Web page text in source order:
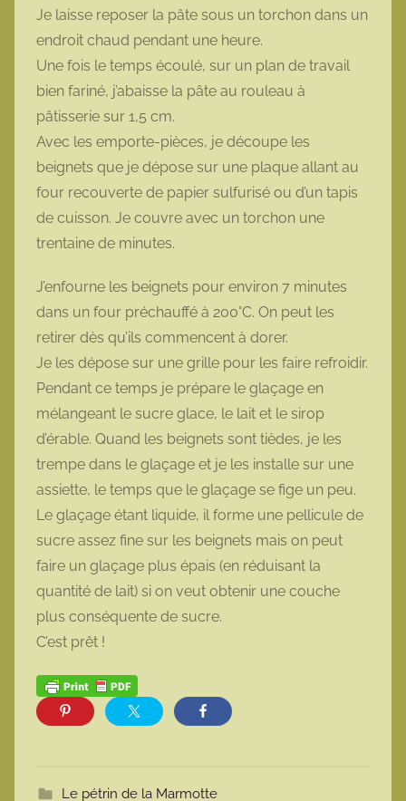
Je laisse reposer la pâte sous un torchon dans un
endroit chaud pendant une heure.
Une fois le temps écoulé, sur un plan de travail
bien fariné, j’abaisse la pâte au rouleau à
pâtisserie sur 1,5 cm.
Avec les emporte-pièces, je découpe les
beignets que je dépose sur une plaque allant au
four recouverte de papier sulfurisé ou d’un tapis
de cuisson. Je couvre avec un torchon une
trentaine de minutes.
J’enfourne les beignets pour environ 7 minutes
dans un four préchauffé à 200°C. On peut les
retirer dès qu’ils commencent à dorer.
Je les dépose sur une grille pour les faire refroidir.
Pendant ce temps je prépare le glaçage en
mélangeant le sucre glace, le lait et le sirop
d’érable. Quand les beignets sont tièdes, je les
trempe dans le glaçage et je les installe sur une
assiette, le temps que le glaçage se fige un peu.
Le glaçage étant liquide, il forme une pellicule de
sucre assez fine sur les beignets mais on peut
faire un glaçage plus épais (en réduisant la
quantité de lait) si on veut obtenir une couche
plus conséquente de sucre.
C’est prêt !
Le pétrin de la Marmotte